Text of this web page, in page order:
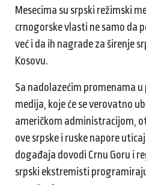
Mesecima su srpski režimski
crnogorske vlasti ne samo da
već i da ih nagrade za širenje
Kosovu.
Sa nadolazećim promenama
medija, koje će se verovatno
američkom administracijom,
ove srpske i ruske napore
događaja dovodi Crnu Goru i
srpski ekstremisti